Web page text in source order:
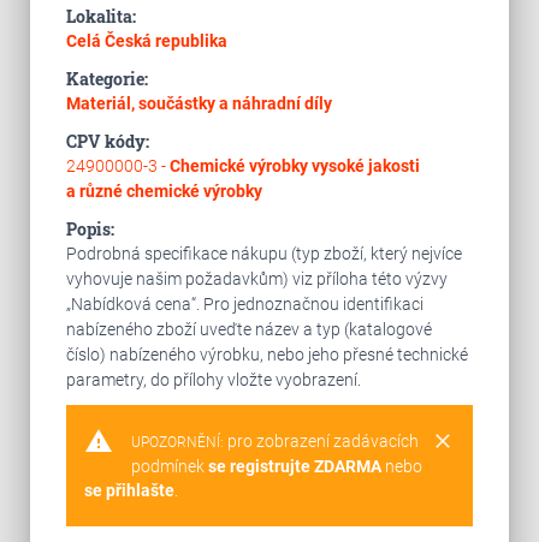
Lokalita:
Celá Česká republika
Kategorie:
Materiál, součástky a náhradní díly
CPV kódy:
24900000-3 -Chemické výrobky vysoké jakosti
a různé chemické výrobky
Popis:
Podrobná specifikace nákupu (typ zboží, který nejvíce
vyhovuje našim požadavkům) viz příloha této výzvy
„Nabídková cena“. Pro jednoznačnou identifikaci
nabízeného zboží uveďte název a typ (katalogové
číslo) nabízeného výrobku, nebo jeho přesné technické
parametry, do přílohy vložte vyobrazení.
warning clear
UPOZORNĚNÍ: pro zobrazení zadávacích
podmínekse registrujte ZDARMAnebo
se přihlašte.